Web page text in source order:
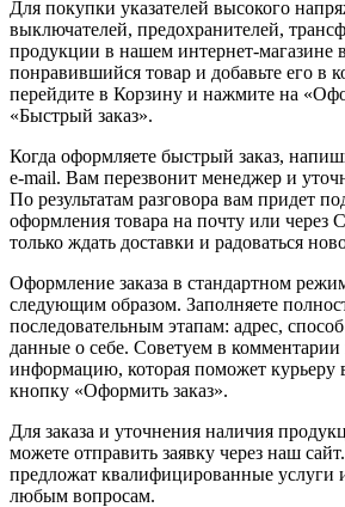
Для покупки указателей высокого
выключателей, предохранителей,
продукции в нашем интернет-магазине
понравившийся товар и добавьте его в
перейдите в Корзину и нажмите на
«Быстрый заказ».
Когда оформляете быстрый заказ,
e-mail. Вам перезвонит менеджер и
По результатам разговора вам придет
оформления товара на почту или через
только ждать доставки и радоваться
Оформление заказа в стандартном
следующим образом. Заполняете
последовательным этапам: адрес,
данные о себе. Советуем в комментарии
информацию, которая поможет курьеру
кнопку «Оформить заказ».
Для заказа и уточнения наличия
можете отправить заявку через наш
предложат квалифицированные услуги
любым вопросам.